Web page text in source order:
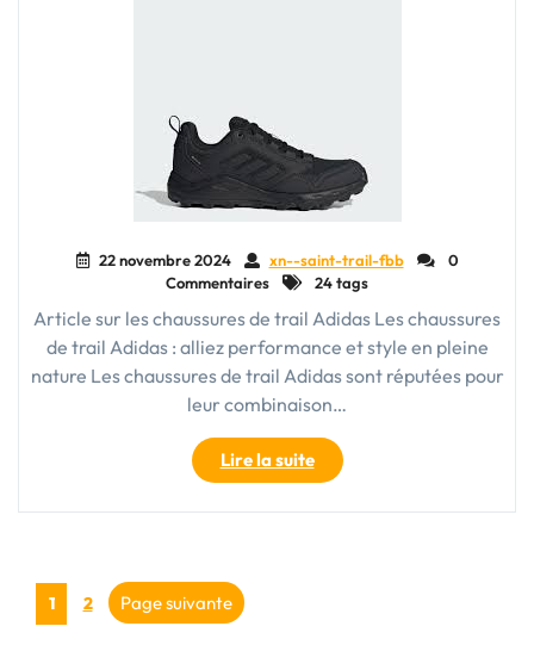
22 novembre 2024 xn--saint-trail-fbb
0
Commentaires
24 tags
Article sur les chaussures de trail Adidas Les chaussures
de trail Adidas : alliez performance et style en pleine
nature Les chaussures de trail Adidas sont réputées pour
leur combinaison…
Lire la suite"Découvrez
les
chaussures
Pagination
Page
1 Page
2 Page suivante